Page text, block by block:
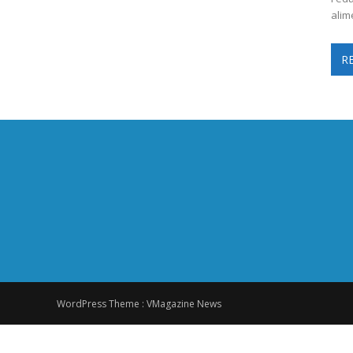
WordPress Theme : VMagazine News